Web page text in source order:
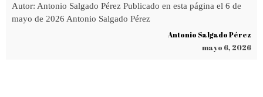
Autor: Antonio Salgado Pérez Publicado en esta página el 6 de
mayo de 2026 Antonio Salgado Pérez
Antonio Salgado Pérez
mayo 6, 2026